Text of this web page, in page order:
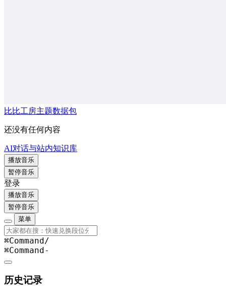
比比工房主题数据包
还没有任何内容
AI对话与站内知识库
播放音乐
暂停音乐
登录
播放音乐
暂停音乐
菜单
⌘Command /
⌘Command -
历史记录